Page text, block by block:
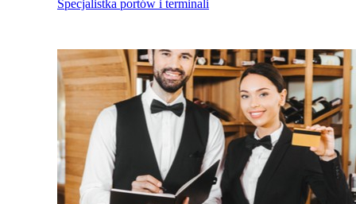
Specjalistka portów i terminali